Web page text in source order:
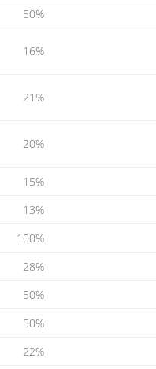
50%
16%
21%
20%
15%
13%
100%
28%
50%
50%
22%